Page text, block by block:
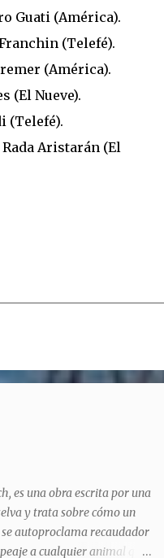
Guati (América).
(Telefé).
(América).
(El Nueve).
(Telefé).
Aristarán (El
es una obra escrita por una
y trata sobre cómo un
autoproclama recaudador
a cualquier animal que